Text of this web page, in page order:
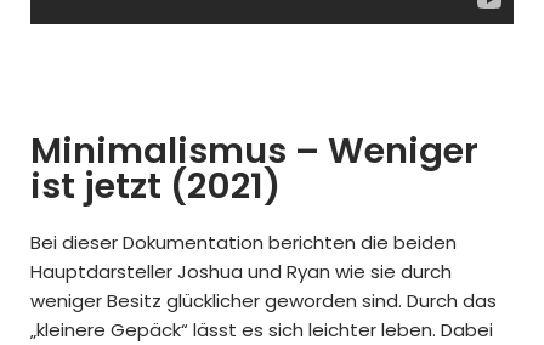
Minimalismus – Weniger
ist jetzt (2021)
Bei dieser Dokumentation berichten die beiden
Hauptdarsteller Joshua und Ryan wie sie durch
weniger Besitz glücklicher geworden sind. Durch das
„kleinere Gepäck“ lässt es sich leichter leben. Dabei